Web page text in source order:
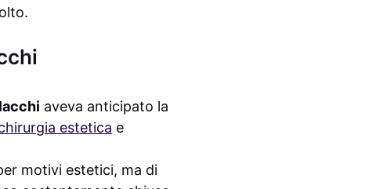
aveva anticipato la
estetica e
motivi estetici, ma di